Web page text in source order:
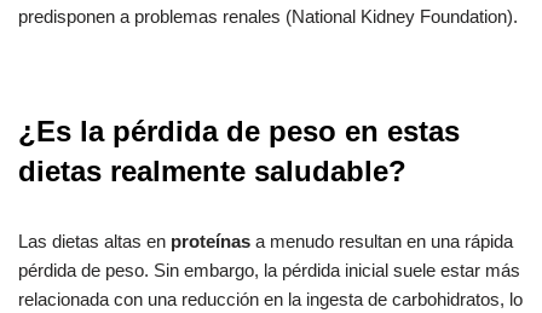
predisponen a problemas renales (National Kidney Foundation).
¿Es la pérdida de peso en estas
dietas realmente saludable?
Las dietas altas en proteínas a menudo resultan en una rápida
pérdida de peso. Sin embargo, la pérdida inicial suele estar más
relacionada con una reducción en la ingesta de carbohidratos, lo